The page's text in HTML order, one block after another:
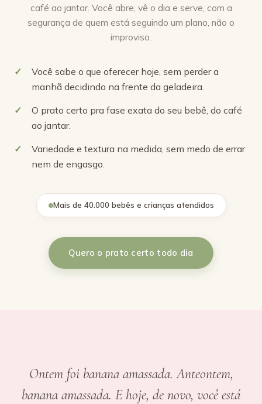
café ao jantar. Você abre, vê o dia e serve, com a
segurança de quem está seguindo um plano, não o
improviso.
Você sabe o que oferecer hoje, sem perder a
manhã decidindo na frente da geladeira.
O prato certo pra fase exata do seu bebê, do café
ao jantar.
Variedade e textura na medida, sem medo de errar
nem de engasgo.
Mais de 40.000 bebês e crianças atendidos
Quero o prato certo todo dia
Ontem foi banana amassada. Anteontem,
banana amassada. E hoje, de novo, você está